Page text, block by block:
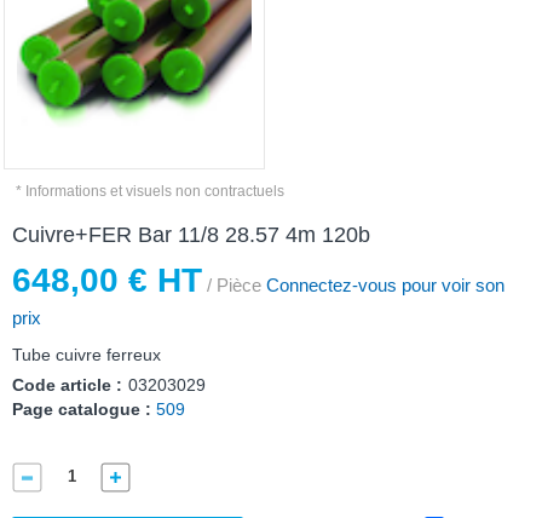
* Informations et visuels non contractuels
Cuivre+FER Bar 11/8 28.57 4m 120b
648,00 € HT / Pièce Connectez-vous pour voir son
prix
Tube cuivre ferreux
Code article : 03203029
Page catalogue : 509